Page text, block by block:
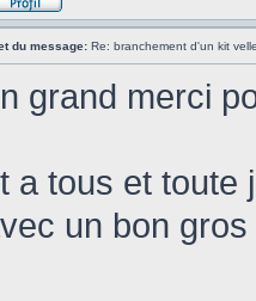
du message: Re: branchement d'un kit
grand merci
a tous et toute
un bon